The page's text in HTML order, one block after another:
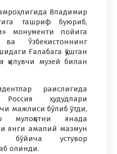
Владимир
ташриф буюриб,
монументи пойига
Ўзбекистоннинг
Ғалабага қўшган
қилувчи музей билан
раислигида
ҳудудлари
мажлиси бўлиб ўтди,
мулоқотни янада
янги амалий мазмун
бўйича устувор
олинди.